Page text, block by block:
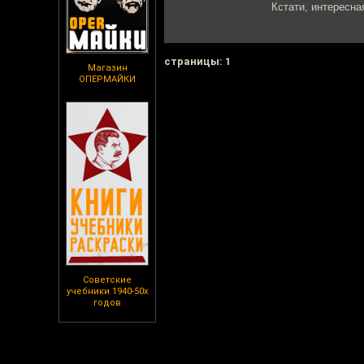
Магазин
ОПЕРМАЙКИ
Советские
учебники 1940-50х
годов
Кстати,
cтраницы: 1